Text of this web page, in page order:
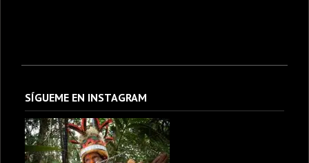
SÍGUEME EN INSTAGRAM